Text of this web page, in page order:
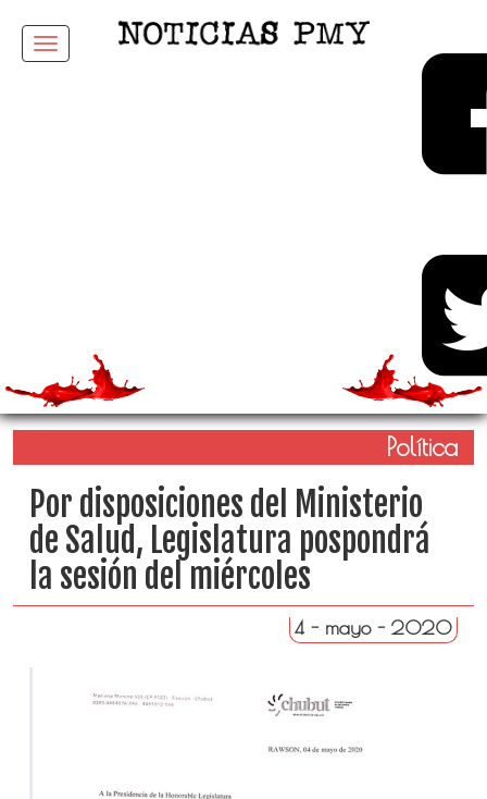
Menu
Política
Por disposiciones del Ministerio
de Salud, Legislatura pospondrá
la sesión del miércoles
4 - mayo - 2020